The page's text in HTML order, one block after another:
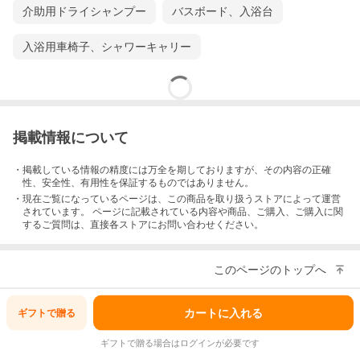
介助用ドライシャンプー バスボード、入浴台
入浴用車椅子、シャワーキャリー
掲載情報について
・掲載している情報の精度には万全を期しておりますが、その内容の正確
性、安全性、有用性を保証するものではありません。
・現在ご覧になっているページは、この商品を取り扱うストアによって運営
されています。 ページに記載されている内容や商品、ご購入 、ご購入に関
するご質問は、直接各ストアにお問い合わせください。
このページのトップへ
ギフトで贈る カートに入れる
ギフトで贈る場合はログインが必要です